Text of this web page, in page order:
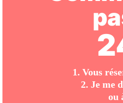
1. Vous
2. Je me
ou